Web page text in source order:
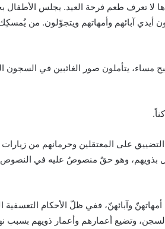
لا تعرف طعم فرحة العيد. يجلس الأطفال
أيدي آبائهم وأمهاتهم ويتجوّلون. من
مساء، يتأملون صور الغائبين في السجون
على المعتقلين وحرمانهم من زيارات
بذويهم، وهو حقٌ منصوصٌ عليه في النصوص
أمهاتهنّ وآبائهنّ، ففي ظلّ الأحكام التعسفية
وتضيع أعمارهم وأعمار ذويهم بسبب